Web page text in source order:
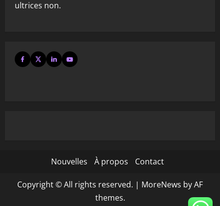
ultrices non.
Nouvelles À propos Contact
Copyright © All rights reserved. | MoreNews by AF
themes.